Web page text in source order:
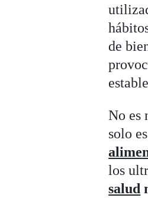
de
No es
solo
los
salud